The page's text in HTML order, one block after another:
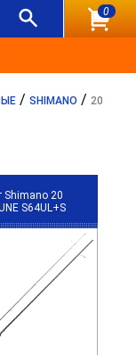
0
/ SHIMANO / 20
Shimano 20
S64UL+S